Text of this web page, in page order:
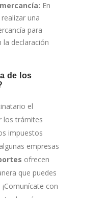
En
una
para
la declaración
de los
el
los trámites
impuestos
empresas
ofrecen
que puedes
con